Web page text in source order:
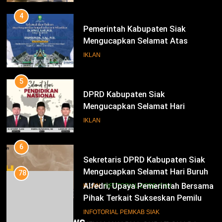
4
Pemerintah Kabupaten Siak
Mengucapkan Selamat Atas
Pengambilan Sumpah Jabatan
IKLAN
5
DPRD Kabupaten Siak
Mengucapkan Selamat Hari
Pendidikan Nasional
IKLAN
6
Sekretaris DPRD Kabupaten Siak
Mengucapkan Selamat Hari Buruh
IKLAN INFOTORIAL DPRD SIAK
78
Alfedri; Upaya Pemerintah Bersama
Pihak Terkait Sukseskan Pemilu
2024
INFOTORIAL PEMKAB SIAK